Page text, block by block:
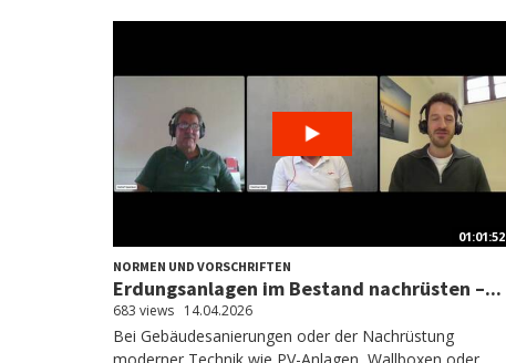
01:01:52
NORMEN UND VORSCHRIFTEN
Erdungsanlagen im Bestand nachrüsten –...
683 views 14.04.2026
Bei Gebäudesanierungen oder der Nachrüstung